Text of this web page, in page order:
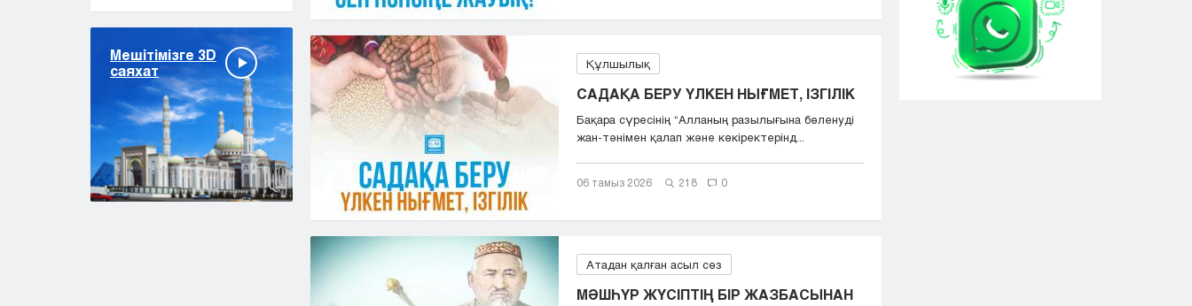
Мешітімізге 3D
саяхат
Құлшылық
САДАҚА БЕРУ ҮЛКЕН НЫҒМЕТ, ІЗГІЛІК
Бақара сүресінің “Aлланың разылығына бөленуді
жан-тәнімен қалап және көкіректерінд...
06 тамыз 2026 218 0
Атадан қалған асыл сөз
МӘШҺҮР ЖҮСІПТІҢ БІР ЖАЗБАСЫНАН